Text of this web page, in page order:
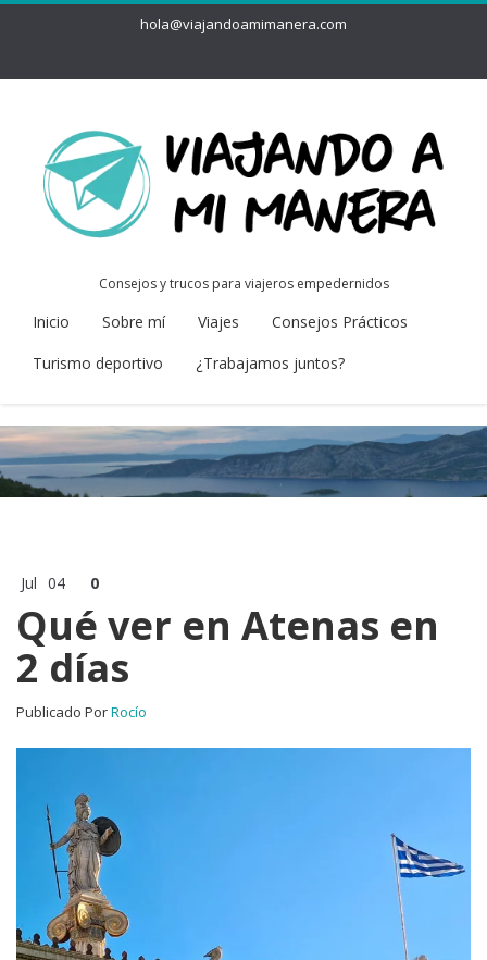
hola@viajandoamimanera.com
Consejos y trucos para viajeros empedernidos
Inicio Sobre mí Viajes
Consejos Prácticos
Turismo deportivo
¿Trabajamos juntos?
Jul 04 0
Qué ver en Atenas en
2 días
Publicado PorRocío